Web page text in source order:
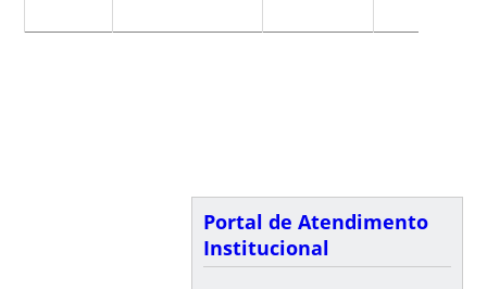
Portal de Atendimento
Institucional